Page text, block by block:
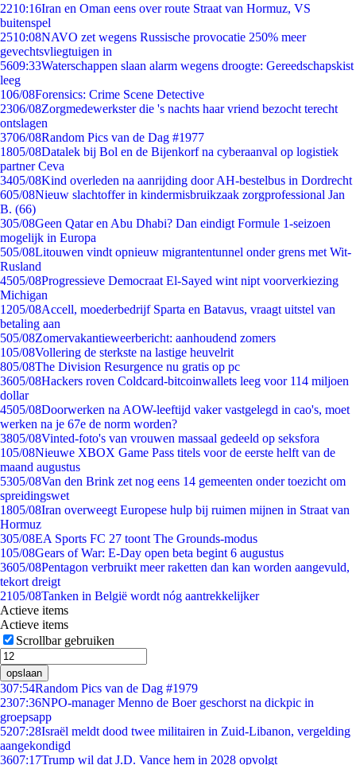
2210:16Iran en Oman eens over route Straat van Hormuz, VS
buitenspel
2510:08NAVO zet wegens Russische provocatie 250% meer
gevechtsvliegtuigen in
5609:33Waterschappen slaan alarm wegens droogte: Gereedschapskist
leeg
106/08Forensics: Crime Scene Detective
2306/08Zorgmedewerkster die 's nachts haar vriend bezocht terecht
ontslagen
3706/08Random Pics van de Dag #1977
1805/08Datalek bij Bol en de Bijenkorf na cyberaanval op logistiek
partner Ceva
3405/08Kind overleden na aanrijding door AH-bestelbus in Dordrecht
605/08Nieuw slachtoffer in kindermisbruikzaak zorgprofessional Jan
B. (66)
305/08Geen Qatar en Abu Dhabi? Dan eindigt Formule 1-seizoen
mogelijk in Europa
505/08Litouwen vindt opnieuw migrantentunnel onder grens met Wit-
Rusland
4505/08Progressieve Democraat El-Sayed wint nipt voorverkiezing
Michigan
1205/08Accell, moederbedrijf Sparta en Batavus, vraagt uitstel van
betaling aan
505/08Zomervakantieweerbericht: aanhoudend zomers
105/08Vollering de sterkste na lastige heuvelrit
805/08The Division Resurgence nu gratis op pc
3605/08Hackers roven Coldcard-bitcoinwallets leeg voor 114 miljoen
dollar
4505/08Doorwerken na AOW-leeftijd vaker vastgelegd in cao's, moet
werken na je 67e de norm worden?
3805/08Vinted-foto's van vrouwen massaal gedeeld op seksfora
105/08Nieuwe XBOX Game Pass titels voor de eerste helft van de
maand augustus
5305/08Van den Brink zet nog eens 14 gemeenten onder toezicht om
spreidingswet
1805/08Iran overweegt Europese hulp bij ruimen mijnen in Straat van
Hormuz
305/08EA Sports FC 27 toont The Grounds-modus
105/08Gears of War: E-Day open beta begint 6 augustus
3605/08Pentagon verbruikt meer raketten dan kan worden aangevuld,
tekort dreigt
2105/08Tanken in België wordt nóg aantrekkelijker
Actieve items
Actieve items
Scrollbar gebruiken
opslaan
307:54Random Pics van de Dag #1979
2307:36NPO-manager Menno de Boer geschorst na dickpic in
groepsapp
5207:28Israël meldt dood twee militairen in Zuid-Libanon, vergelding
aangekondigd
3607:17Trump wil dat J.D. Vance hem in 2028 opvolgt